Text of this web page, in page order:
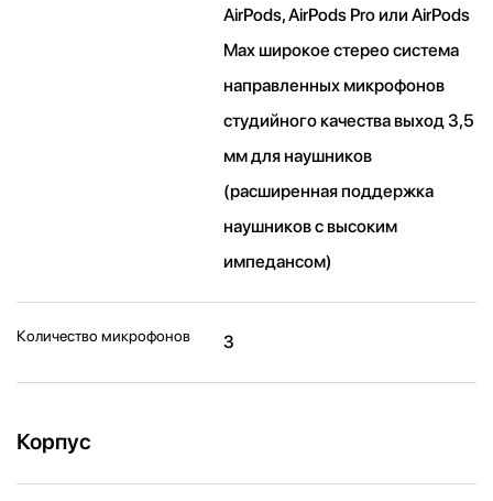
AirPods, AirPods Pro или AirPods
Max широкое стерео система
направленных микрофонов
студийного качества выход 3,5
мм для наушников
(расширенная поддержка
наушников с высоким
импедансом)
Количество микрофонов 3
Корпус